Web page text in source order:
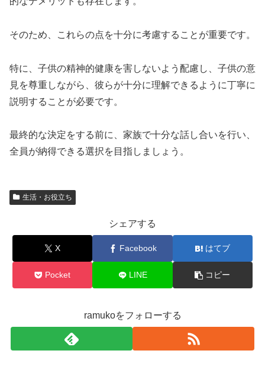
そのため、これらの点を十分に考慮することが重要です。
特に、子供の精神的健康を害しないよう配慮し、子供の意
見を尊重しながら、彼らが十分に理解できるように丁寧に
説明することが必要です。
最終的な決定をする前に、家族で十分な話し合いを行い、
全員が納得できる選択を目指しましょう。
生活・お役立ち
シェアする
X Facebook はてブ
Pocket LINE コピー
ramukoをフォローする